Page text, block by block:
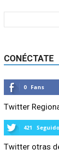
CONÉCTATE
0 Fans
Twitter
421
Twitter otras